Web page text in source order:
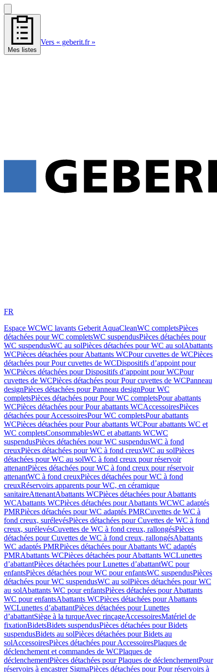
Mes listes
Vers « geberit.fr »
FR
Espace WCWC lavants Geberit AquaCleanWC completsPièces
détachées pour WC completsWC suspendusPièces détachées pour
WC suspendusWC au solPièces détachées pour WC au solAbattants
WCPièces détachées pour Abattants WCPour cuvettes de WCPièces
détachées pour Pour cuvettes de WCDispositifs d’appoint pour
WCPièces détachées pour Dispositifs d’appoint pour WCPour
cuvettes de WCPièces détachées pour Pour cuvettes de WCPanneau
designPièces détachées pour Panneau designPour WC
completsPièces détachées pour Pour WC completsPour abattants
WCPièces détachées pour Pour abattants WCAccessoiresPièces
détachées pour AccessoiresPour WC completsPour abattants
WCPièces détachées pour Pour abattants WCPour abattants WC et
WC completsConsommablesWC et abattants WCWC
suspendusPièces détachées pour WC suspendusWC à fond
creuxPièces détachées pour WC à fond creuxWC au solPièces
détachées pour WC au solWC à fond creux pour réservoir
attenantPièces détachées pour WC à fond creux pour réservoir
attenantWC à fond creuxPièces détachées pour WC à fond
creuxRéservoirs apparents pour WC, en céramique
sanitaireAttenantAbattants WCPièces détachées pour Abattants
WCAbattants WCPièces détachées pour Abattants WCWC adaptés
PMRPièces détachées pour WC adaptés PMRCuvettes de WC à
fond creux, surélevésPièces détachées pour Cuvettes de WC à fond
creux, surélevésCuvettes de WC à fond creux, rallongésPièces
détachées pour Cuvettes de WC à fond creux, rallongésAbattants
WC adaptés PMRPièces détachées pour Abattants WC adaptés
PMRAbattants WCPièces détachées pour Abattants WCLunettes
d’abattantPièces détachées pour Lunettes d’abattantWC pour
enfantsPièces détachées pour WC pour enfantsWC suspendusPièces
détachées pour WC suspendusWC au solPièces détachées pour WC
au solAbattants WC pour enfantsPièces détachées pour Abattants
WC pour enfantsAbattants WCPièces détachées pour Abattants
WCLunettes d’abattantPièces détachées pour Lunettes
d’abattantSiège à la turqueAvec rinçageAccessoiresMatériel de
fixationBidetsBidets suspendusPièces détachées pour Bidets
suspendusBidets au solPièces détachées pour Bidets au
solAccessoiresPièces détachées pour AccessoiresPlaques de
déclenchement et commandes de WCPlaques de
déclenchementPièces détachées pour Plaques de déclenchementPour
réservoirs à encastrer SigmaPièces détachées pour Pour réservoirs à